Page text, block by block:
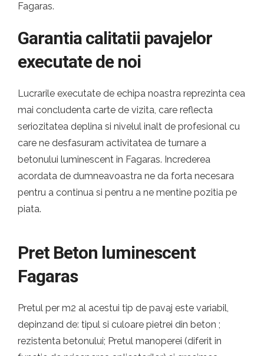
Fagaras.
Garantia calitatii pavajelor
executate de noi
Lucrarile executate de echipa noastra reprezinta cea
mai concludenta carte de vizita, care reflecta
seriozitatea deplina si nivelul inalt de profesional cu
care ne desfasuram activitatea de turnare a
betonului luminescent in Fagaras. Increderea
acordata de dumneavoastra ne da forta necesara
pentru a continua si pentru a ne mentine pozitia pe
piata.
Pret Beton luminescent
Fagaras
Pretul per m2 al acestui tip de pavaj este variabil,
depinzand de: tipul si culoare pietrei din beton ;
rezistenta betonului; Pretul manoperei (diferit in